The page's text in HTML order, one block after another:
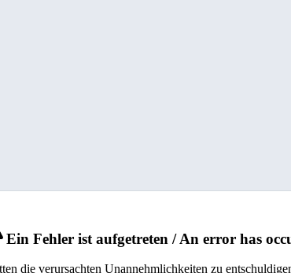
Ein Fehler ist aufgetreten / An error has
die verursachten Unannehmlichkeiten zu